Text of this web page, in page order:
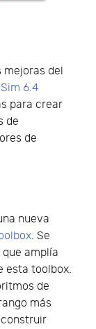
mejoras del
6.4
para crear
de
de
nueva
. Se
amplía
esta toolbox.
de
más